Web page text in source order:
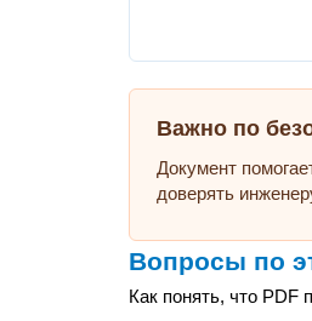
Важно по
Документ
доверять
Вопросы по
Как понять, что PDF